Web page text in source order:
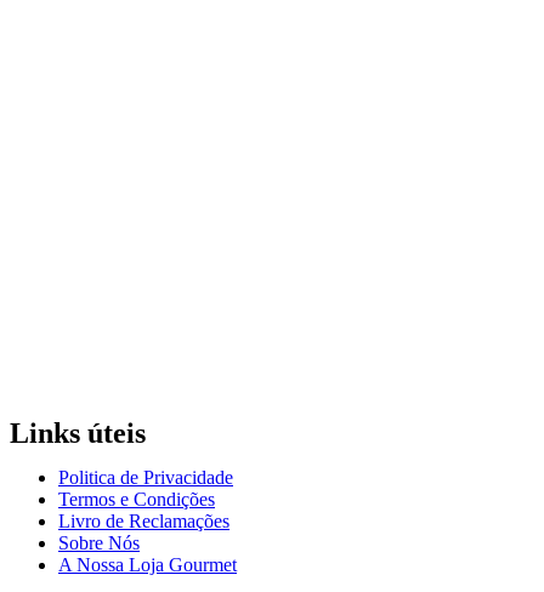
Links úteis
Politica de Privacidade
Termos e Condições
Livro de Reclamações
Sobre Nós
A Nossa Loja Gourmet